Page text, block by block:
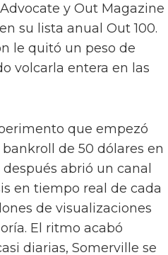
y Out Magazine
su lista anual Out 100.
le quitó un peso de
volcarla entera en las
que empezó
de 50 dólares en
abrió un canal
en tiempo real de cada
de visualizaciones
El ritmo acabó
diarias, Somerville se